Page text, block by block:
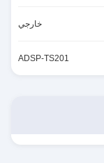
خارجي
ADSP-TS201